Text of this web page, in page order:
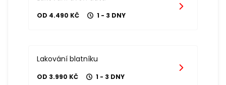
OD 4.490 KČ 1 - 3 DNY
Lakování blatníku
OD 3.990 KČ 1 - 3 DNY